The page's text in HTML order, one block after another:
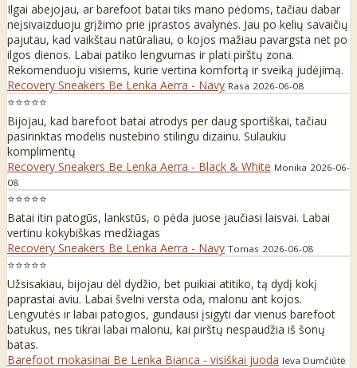
Ilgai abejojau, ar barefoot batai tiks mano pėdoms, tačiau dabar
neįsivaizduoju grįžimo prie įprastos avalynės. Jau po kelių savaičių
pajutau, kad vaikštau natūraliau, o kojos mažiau pavargsta net po
ilgos dienos. Labai patiko lengvumas ir plati pirštų zona.
Rekomenduoju visiems, kurie vertina komfortą ir sveiką judėjimą.
Recovery Sneakers Be Lenka Aerra - Navy Rasa 2026-06-08
⭐⭐⭐⭐⭐
Bijojau, kad barefoot batai atrodys per daug sportiškai, tačiau
pasirinktas modelis nustebino stilingu dizainu. Sulaukiu
komplimentų
Recovery Sneakers Be Lenka Aerra - Black & White Monika 2026-06-
08
⭐⭐⭐⭐⭐
Batai itin patogūs, lankstūs, o pėda juose jaučiasi laisvai. Labai
vertinu kokybiškas medžiagas
Recovery Sneakers Be Lenka Aerra - Navy Tomas 2026-06-08
⭐⭐⭐⭐⭐
Užsisakiau, bijojau dėl dydžio, bet puikiai atitiko, tą dydį kokį
paprastai aviu. Labai švelni versta oda, malonu ant kojos.
Lengvutės ir labai patogios, gundausi įsigyti dar vienus barefoot
batukus, nes tikrai labai malonu, kai pirštų nespaudžia iš šonų
batas.
Barefoot mokasinai Be Lenka Bianca - visiškai juoda Ieva Dumčiūtė